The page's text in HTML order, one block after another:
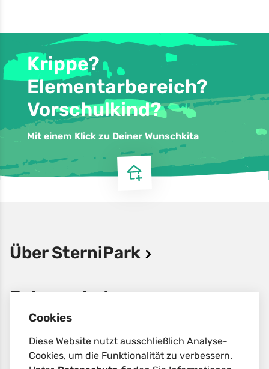
Krippe?
Elementarbereich?
Vorschulkind?
Mit einem Klick zu Deiner Wunschkita
Cookies
Diese Website nutzt ausschließlich Analyse-
Cookies, um die Funktionalität zu verbessern.
Über SterniPark
Jobangebote
Datenschutz
Impressum